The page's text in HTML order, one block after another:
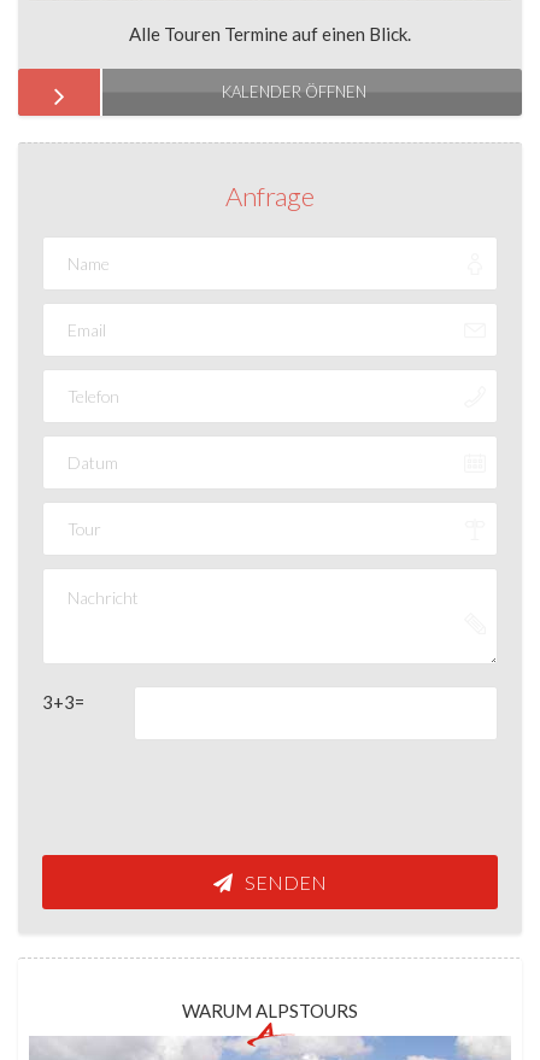
Alle Touren Termine auf einen Blick.
KALENDER ÖFFNEN
Anfrage
3+3=
SENDEN
WARUM ALPSTOURS